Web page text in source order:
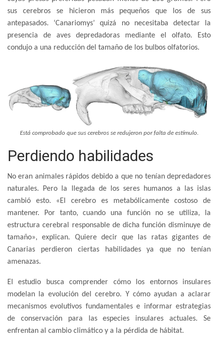
sus cerebros se hicieron más pequeños que los de sus
antepasados. ‘Canariomys’ quizá no necesitaba detectar la
presencia de aves depredadoras mediante el olfato. Esto
condujo a una reducción del tamaño de los bulbos olfatorios.
Está comprobado que sus cerebros se redujeron por falta de estímulo.
Perdiendo habilidades
No eran animales rápidos debido a que no tenían depredadores
naturales. Pero la llegada de los seres humanos a las islas
cambió esto. «El cerebro es metabólicamente costoso de
mantener. Por tanto, cuando una función no se utiliza, la
estructura cerebral responsable de dicha función disminuye de
tamaño», explican. Quiere decir que las ratas gigantes de
Canarias perdieron ciertas habilidades ya que no tenían
amenazas.
El estudio busca comprender cómo los entornos insulares
modelan la evolución del cerebro. Y cómo ayudan a aclarar
mecanismos evolutivos fundamentales e informar estrategias
de conservación para las especies insulares actuales. Se
enfrentan al cambio climático y a la pérdida de hábitat.